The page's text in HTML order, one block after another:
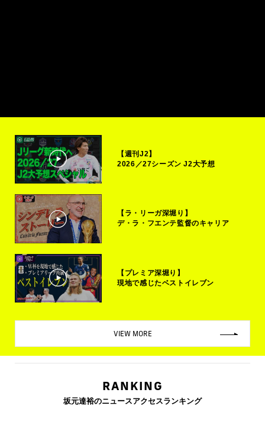
【週刊J2】
2026／27シーズン J2大予想
【ラ・リーガ深堀り】
デ・ラ・フエンテ監督のキャリア
【プレミア深堀り】
現地で感じたベストイレブン
VIEW MORE
RANKING
坂元達裕のニュースアクセスランキング